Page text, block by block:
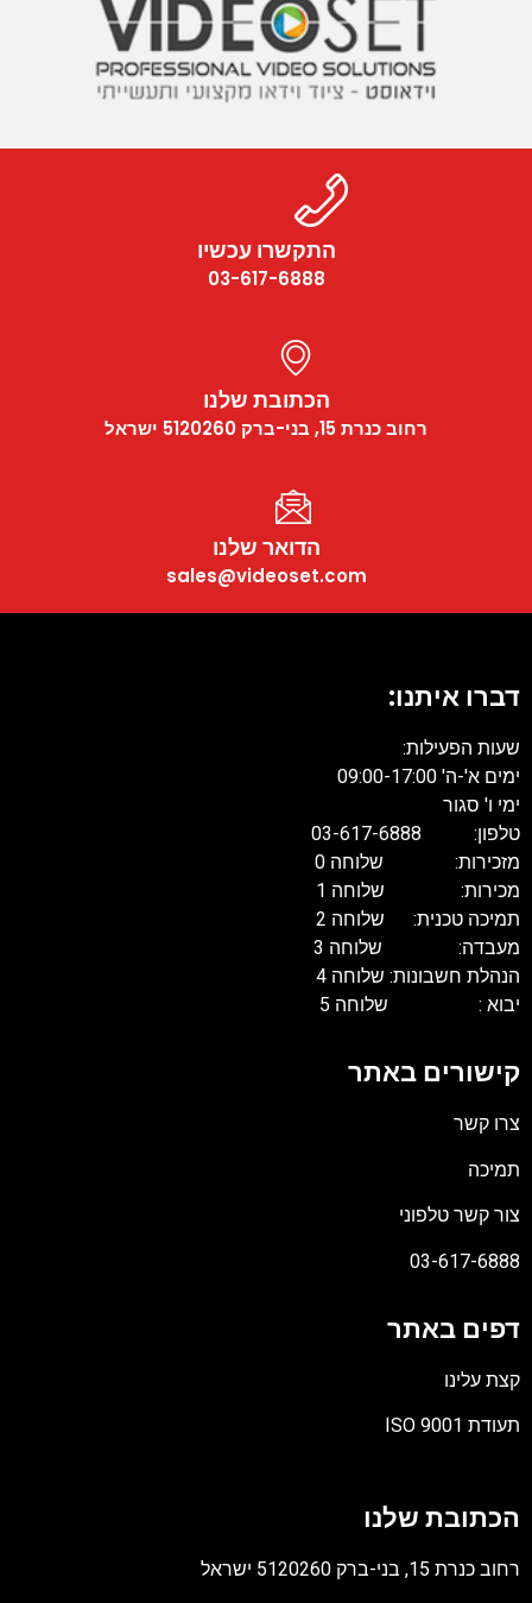
התקשרו עכשיו
03-617-6888
הכתובת שלנו
רחוב כנרת 15, בני-ברק 5120260 ישראל
הדואר שלנו
sales@videoset.com
דברו איתנו:
שעות הפעילות:
ימים א'-ה' 09:00-17:00
ימי ו' סגור
טלפון: 03-617-6888
מזכירות: שלוחה 0
מכירות: שלוחה 1
תמיכה טכנית: שלוחה 2
מעבדה: שלוחה 3
הנהלת חשבונות: שלוחה 4
יבוא : שלוחה 5
קישורים באתר
צרו קשר
תמיכה
צור קשר טלפוני
03-617-6888
דפים באתר
קצת עלינו
תעודת ISO 9001
PDF
הכתובת שלנו
רחוב כנרת 15, בני-ברק 5120260 ישראל